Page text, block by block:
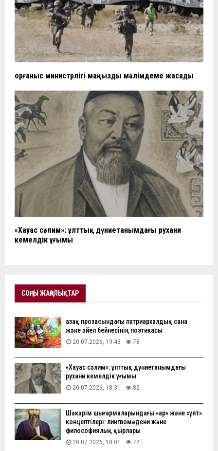
Қорғаныс министрлігі маңызды мәлімдеме жасады
«Хауас сәлим»: ұлттық дүниетанымдағы рухани
кемелдік ұғымы
СОҢҒЫ ЖАҢАЛЫҚТАР
Қазақ прозасындағы патриархалдық сана
және әйел бейнесінің поэтикасы
20.07.2026, 19:43 78
«Хауас сәлим»: ұлттық дүниетанымдағы
рухани кемелдік ұғымы
20.07.2026, 18:31 82
Шәкәрім шығармаларындағы «ар» және «ұят»
концептілері: лингвомәдени және
философиялық қырлары
20.07.2026, 18:01 74